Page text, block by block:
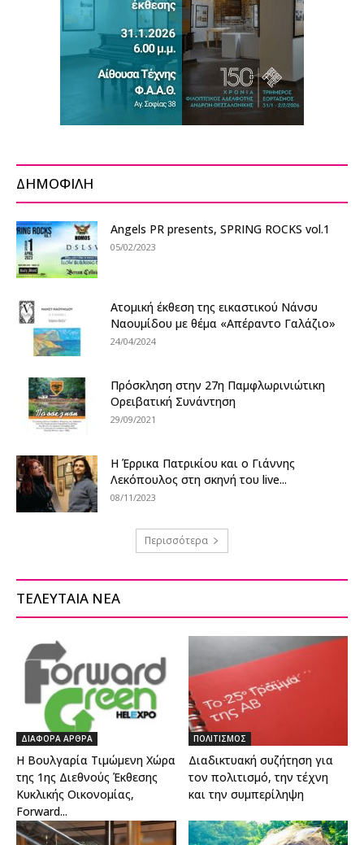
ΔΗΜΟΦΙΛΗ
Αngels PR presents, SPRING ROCKS vol.1
05/02/2023
Ατομική έκθεση της εικαστικού Νάνσυ
Ναουμίδου με θέμα «Απέραντο Γαλάζιο»
24/04/2024
Πρόσκληση στην 27η Παμφλωρινιώτικη
Ορειβατική Συνάντηση
29/09/2021
Η Έρρικα Πατρικίου και ο Γιάννης
Λεκόπουλος στη σκηνή του live...
08/11/2023
Περισσότερα
ΤΕΛΕΥΤΑΙΑ ΝΕΑ
ΔΙΑΦΟΡΑ ΑΡΘΡΑ
Η Βουλγαρία Τιμώμενη Χώρα
της 1ης Διεθνούς Έκθεσης
Κυκλικής Οικονομίας,
Forward...
ΠΟΛΙΤΙΣΜΟΣ
Διαδικτυακή συζήτηση για
τον πολιτισμό, την τέχνη
και την συμπερίληψη